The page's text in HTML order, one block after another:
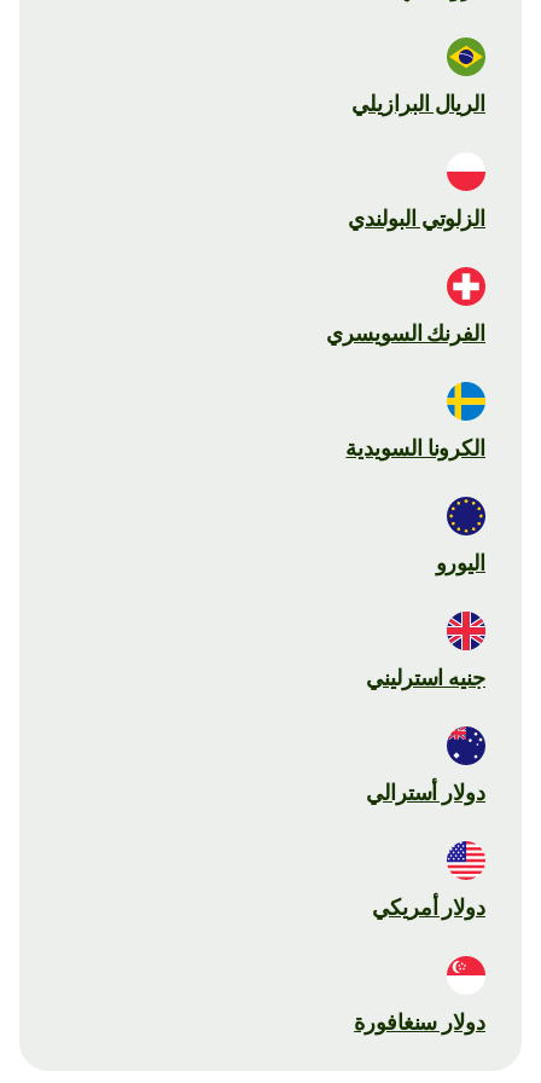
الريال البرازيلي
الزلوتي البولندي
الفرنك السويسري
الكرونا السويدية
اليورو
جنيه استرليني
دولار أسترالي
دولار أمريكي
دولار سنغافورة